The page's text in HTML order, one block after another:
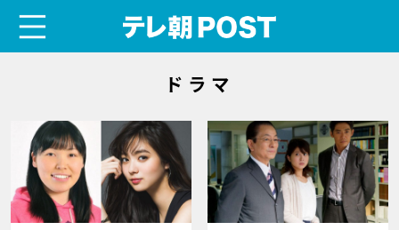
ドラマ